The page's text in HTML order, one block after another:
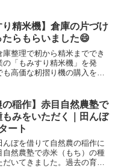
り精米機】倉庫の片づけ
たらもらいました😄
庫整理で籾から精米まででき
の「もみすり精米機」を発
も高価な籾摺り機の購入を迷
の稲作】赤目自然農塾で
もみをいただく｜田んぼ
ート
んぼを借りて自然農の稲作に
自然農塾で赤米（もち）の種
だいてきました。過去の育苗